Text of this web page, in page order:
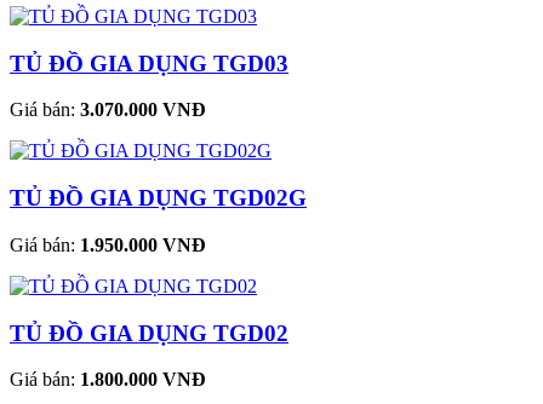
TỦ ĐỒ GIA DỤNG TGD03
Giá bán: 3.070.000 VNĐ
TỦ ĐỒ GIA DỤNG TGD02G
Giá bán: 1.950.000 VNĐ
TỦ ĐỒ GIA DỤNG TGD02
Giá bán: 1.800.000 VNĐ